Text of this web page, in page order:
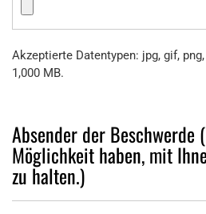
Akzeptierte Datentypen: jpg, gif,
1,000 MB.
Absender der Beschwerde
Möglichkeit haben, mit
zu halten.)